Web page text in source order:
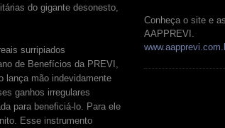
do gigante desonesto,
surripiados
de Benefícios da PREVI,
lança mão indevidamente
ganhos irregulares
para beneficiá-lo. Para ele
Esse instrumento
Conheça o site e
AAPPREVI.